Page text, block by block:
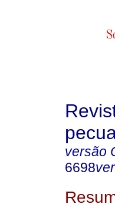
versão
6698